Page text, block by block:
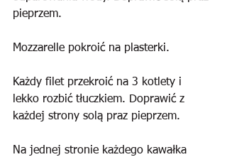
pieprzem.
Mozzarelle pokroić na plasterki.
Każdy filet przekroić na 3 kotlety i
lekko rozbić tłuczkiem. Doprawić z
każdej strony solą praz pieprzem.
Na jednej stronie każdego kawałka